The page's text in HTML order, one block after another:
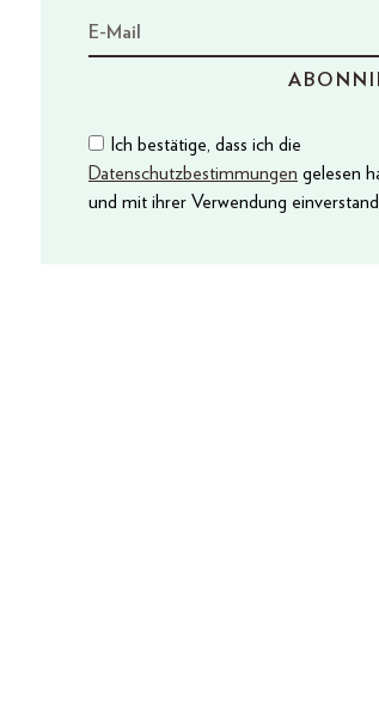
Ich bestätige, dass ich die
Datenschutzbestimmungen gelesen
und mit ihrer Verwendung